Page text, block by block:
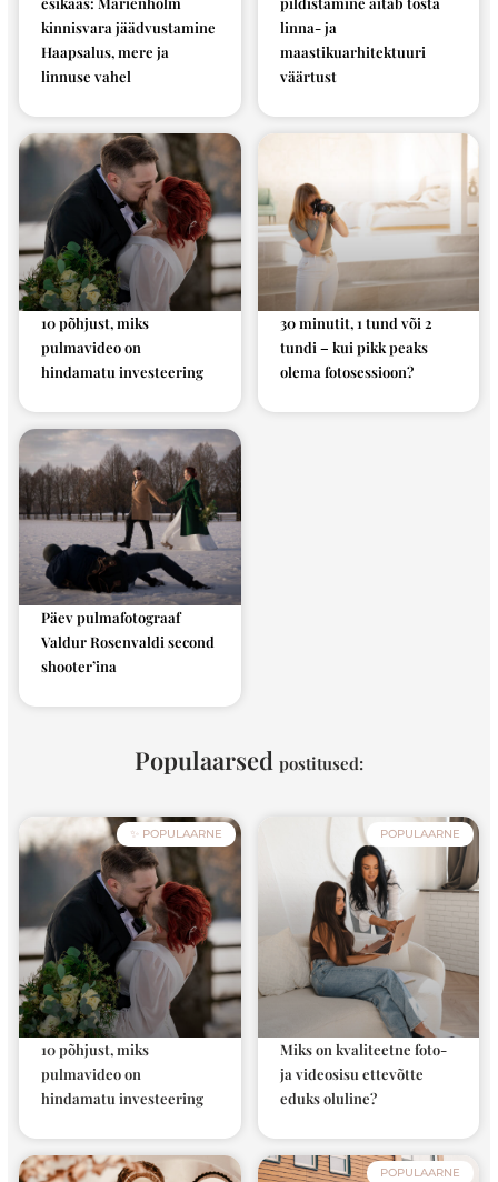
kinnisvara jäädvustamine
Haapsalus, mere ja
linnuse vahel
linna- ja
maastikuarhitektuuri
väärtust
10 põhjust, miks
pulmavideo on
hindamatu investeering
30 minutit, 1 tund või 2
tundi – kui pikk peaks
olema fotosessioon?
Päev pulmafotograaf
Valdur Rosenvaldi second
shooter’ina
Populaarsed postitused:
✨ POPULAARNE
10 põhjust, miks
pulmavideo on
hindamatu investeering
POPULAARNE
Miks on kvaliteetne foto-
ja videosisu ettevõtte
eduks oluline?
POPULAARNE